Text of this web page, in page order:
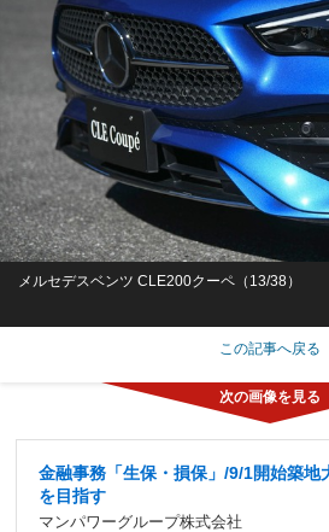
メルセデスベンツ CLE200クーペ（13/38）
この記事へ戻る
金融事務「生保・損保」/9/1開始築地
を目指す
マンパワーグループ株式会社